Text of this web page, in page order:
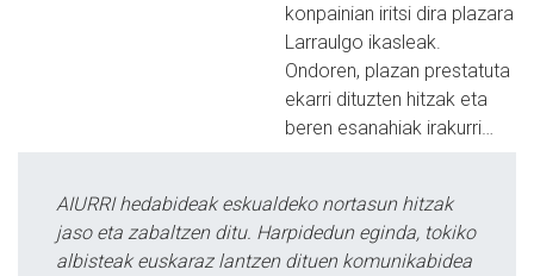
konpainian iritsi dira plazara
Larraulgo ikasleak.
Ondoren, plazan prestatuta
ekarri dituzten hitzak eta
beren esanahiak irakurri…
AIURRI hedabideak eskualdeko nortasun hitzak
jaso eta zabaltzen ditu. Harpidedun eginda, tokiko
albisteak euskaraz lantzen dituen komunikabidea